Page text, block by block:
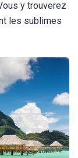
y trouverez
les sublimes